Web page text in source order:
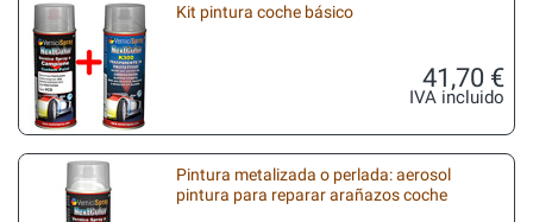
Kit pintura coche básico
41,70 €
IVA incluido
Pintura metalizada o perlada: aerosol
pintura para reparar arañazos coche